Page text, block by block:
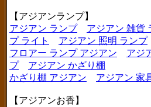
【アジアンランプ】
アジアン ランプ
アジアン 雑貨
プ ライト
アジアン 照明 ランプ
フロアー ランプ アジアン
アジ
プ
アジアン かざり棚
かざり棚 アジアン
アジアン 家
【アジアンお香】